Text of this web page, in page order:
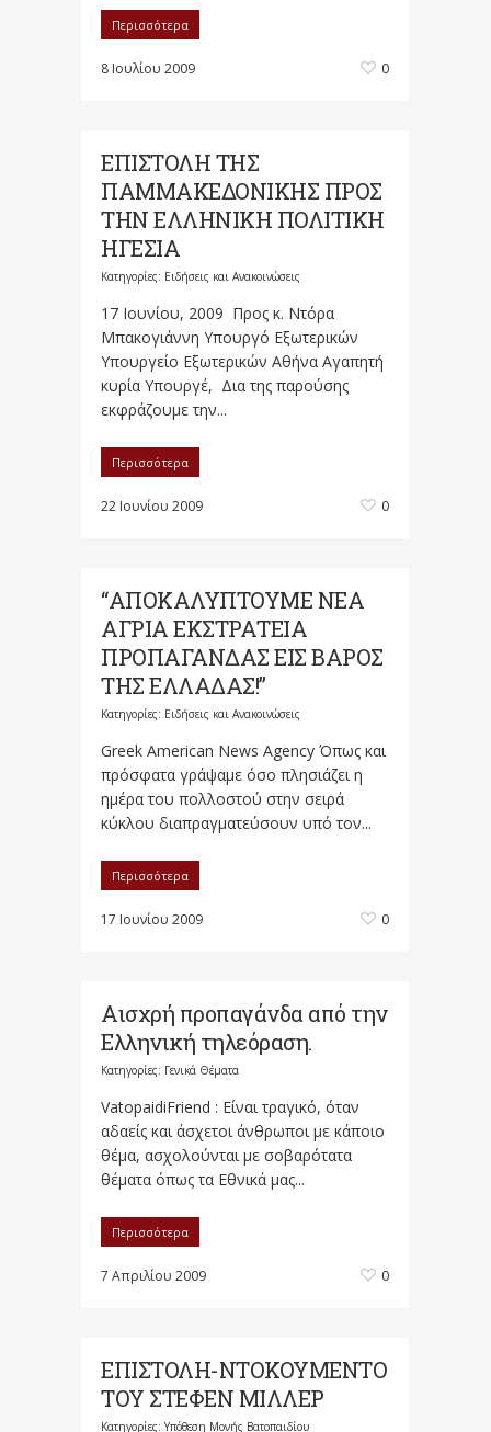
Περισσότερα
8 Ιουλίου 2009 0
ΕΠΙΣΤΟΛΗ ΤΗΣ
ΠΑΜΜΑΚΕΔΟΝΙΚΗΣ ΠΡΟΣ
ΤΗΝ ΕΛΛΗΝΙΚΗ ΠΟΛΙΤΙΚΗ
ΗΓΕΣΙΑ
Κατηγορίες: Ειδήσεις και Ανακοινώσεις
17 Ιουνίου, 2009 Προς κ. Ντόρα
Μπακογιάννη Υπουργό Εξωτερικών
Υπουργείο Εξωτερικών Αθήνα Αγαπητή
κυρία Υπουργέ, Δια της παρούσης
εκφράζουμε την...
Περισσότερα
22 Ιουνίου 2009 0
“ΑΠΟΚΑΛΥΠΤΟΥΜΕ ΝΕΑ
ΑΓΡΙΑ ΕΚΣΤΡΑΤΕΙΑ
ΠΡΟΠΑΓΑΝΔΑΣ ΕΙΣ ΒΑΡΟΣ
ΤΗΣ ΕΛΛΑΔΑΣ!”
Κατηγορίες: Ειδήσεις και Ανακοινώσεις
Greek American News Agency Όπως και
πρόσφατα γράψαμε όσο πλησιάζει η
ημέρα του πολλοστού στην σειρά
κύκλου διαπραγματεύσουν υπό τον...
Περισσότερα
17 Ιουνίου 2009 0
Αισχρή προπαγάνδα από την
Ελληνική τηλεόραση.
Κατηγορίες: Γενικά Θέματα
VatopaidiFriend : Είναι τραγικό, όταν
αδαείς και άσχετοι άνθρωποι με κάποιο
θέμα, ασχολούνται με σοβαρότατα
θέματα όπως τα Εθνικά μας...
Περισσότερα
7 Απριλίου 2009 0
ΕΠΙΣΤΟΛΗ-ΝΤΟΚΟΥΜΕΝΤΟ
ΤΟΥ ΣΤΕΦΕΝ ΜΙΛΛΕΡ
Κατηγορίες: Υπόθεση Μονής Βατοπαιδίου